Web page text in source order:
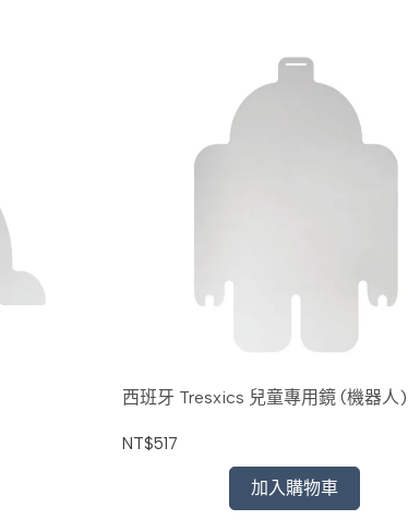
西班牙 Tresxics 兒童專用鏡 (機器人)
NT$517
加入購物車